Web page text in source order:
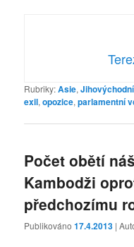
Rubriky:Asie,
exil,opozice,parlamentní
Počet obětí
Kambodži
předchozímu
Publikováno17.4.2013 |